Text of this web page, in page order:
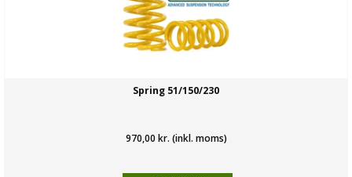
Spring 51/150/230
970,00 kr. (inkl. moms)